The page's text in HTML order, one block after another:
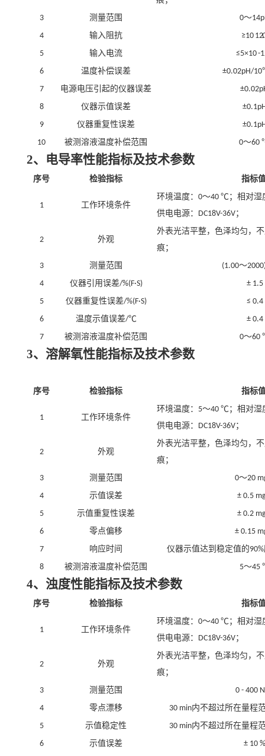
3 测量范围 0～
4
输入阻抗 ≥10 12
5
输入电流 ≤5×10-
6
温度补偿误差 ±0.02pH/10
7 电源电压引起的仪器误差
8
仪器示值误差
9
仪器重复性误差
10
被测溶液温度补偿范围 0～60
2、电导率性能指标及技术参数
序号 检验指标 指标
1 工作环境条件
环境温度： 0～40 ℃；相对湿
供电电源：
DC18V-36V；
2 外观
外表光洁平整，色泽均匀，
痕；
3 测量范围 (1.00～
4
仪器引用误差/%(F·S)
± 1.5
5
仪器重复性误差/%(F·S)
≤ 0.4
6
温度示值误差/℃
± 0.4
7
被测溶液温度补偿范围 0～60
3、溶解氧性能指标及技术参数
序号 检验指标 指标
1 工作环境条件
环境温度： 5～40 ℃；相对湿
供电电源：
DC18V-36V；
2 外观
外表光洁平整，色泽均匀，
痕；
3 测量范围 0～20
4
示值误差
± 0.5
5
示值重复性误差
± 0.2
6
零点偏移
± 0.15
7
响应时间 仪器示值达到稳定值的90%
8 被测溶液温度补偿范围 5～45
4、浊度性能指标及技术参数
序号 检验指标 指标
1 工作环境条件
环境温度： 0～40 ℃；相对湿
供电电源：
DC18V-36V；
2 外观
外表光洁平整，色泽均匀，
痕；
3 测量范围
0 - 400
4
零点漂移 30 min内不超过所在量程
5 示值稳定性 30 min内不超过所在量程
6 示值误差
± 10 %